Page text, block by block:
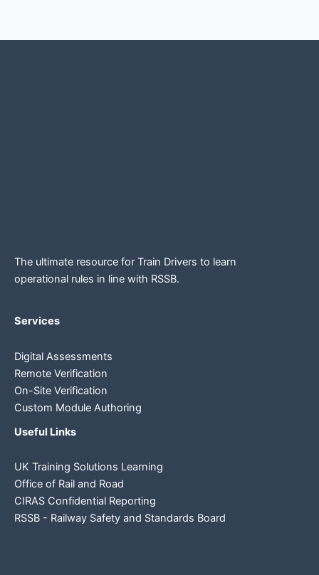
The ultimate resource for Train Drivers to learn
operational rules in line with RSSB.
Services
Digital Assessments
Remote Verification
On-Site Verification
Custom Module Authoring
Useful Links
UK Training Solutions Learning
Office of Rail and Road
CIRAS Confidential Reporting
RSSB - Railway Safety and Standards Board